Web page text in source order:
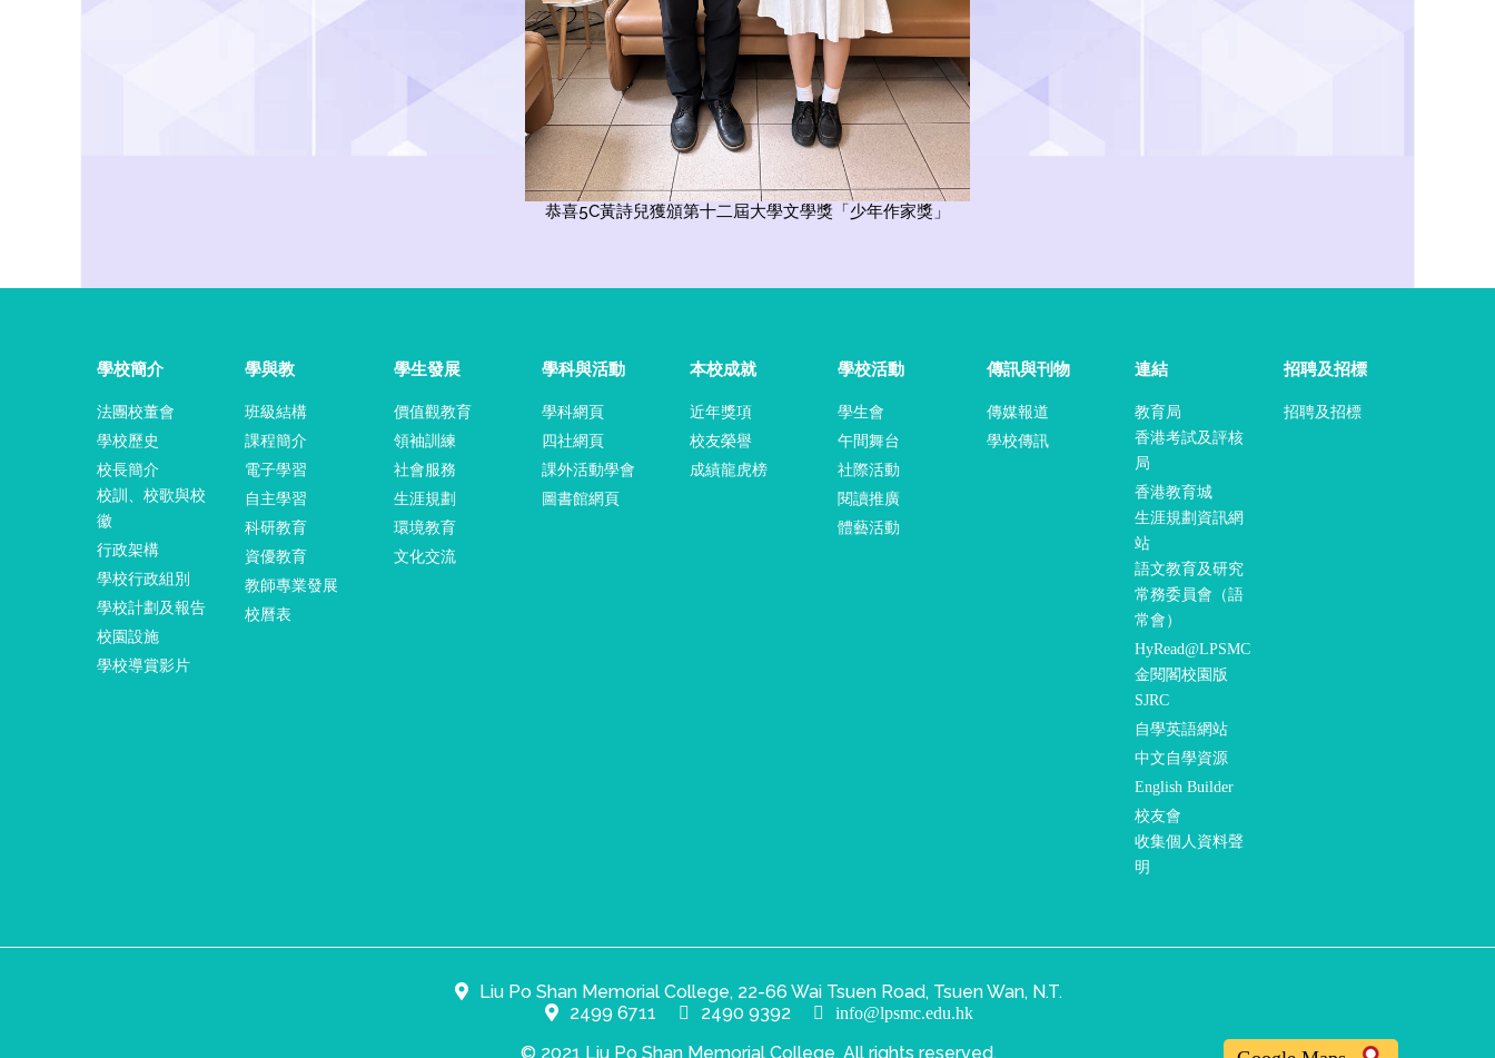
恭喜5C黃詩兒獲頒第十二屆大學文學獎「少年作家獎」
學校簡介
法團校董會
學校歷史
校長簡介
校訓、校歌與校
徽
行政架構
學校行政組別
學校計劃及報告
校園設施
學校導賞影片
學與教
班級結構
課程簡介
電子學習
自主學習
科研教育
資優教育
教師專業發展
校曆表
學生發展
價值觀教育
領袖訓練
社會服務
生涯規劃
環境教育
文化交流
學科與活動
學科網頁
四社網頁
課外活動學會
圖書館網頁
本校成就
近年獎項
校友榮譽
成績龍虎榜
學校活動
學生會
午間舞台
社際活動
閱讀推廣
體藝活動
傳訊與刊物
傳媒報道
學校傳訊
連結
教育局
香港考試及評核
局
香港教育城
生涯規劃資訊網
站
語文教育及研究
常務委員會（語
常會）
HyRead@LPSMC
金閱閣校園版
SJRC
自學英語網站
中文自學資源
English Builder
校友會
收集個人資料聲
明
招聘及招標
招聘及招標
Liu Po Shan Memorial College, 22-66 Wai Tsuen Road, Tsuen Wan, N.T.
2499 6711
2490 9392 info@lpsmc.edu.hk
© 2021 Liu Po Shan Memorial College. All rights reserved.